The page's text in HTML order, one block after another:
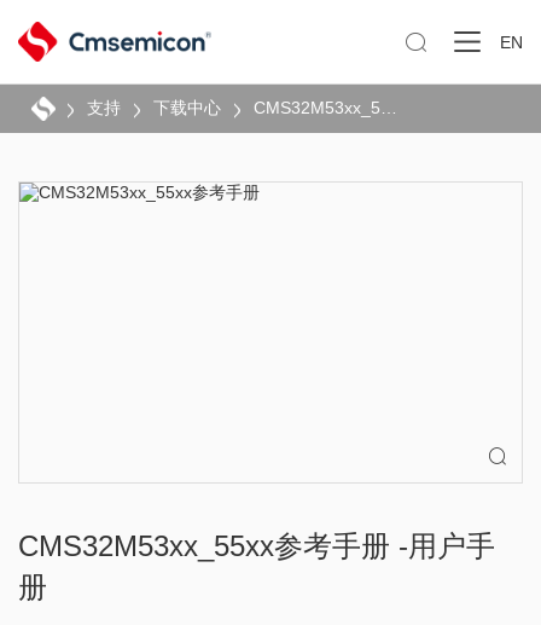
 EN
支持 下载中心

CMS32M53xx_55xx参考手册 -用户手
册